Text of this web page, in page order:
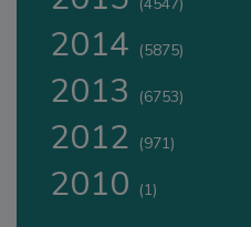
2014 (5875)
2013 (6753)
2012 (971)
2010 (1)